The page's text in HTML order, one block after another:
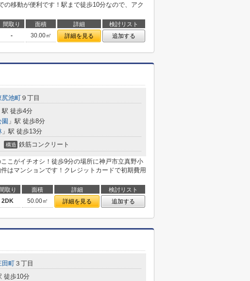
の移動が便利です！駅まで徒歩10分なので、アク
間取り 面積 詳細
検討リスト
- 30.00㎡ 詳細を見る 追加する
尻池町 ９丁目
駅 徒歩4分
園 」駅 徒歩8分
」駅 徒歩13分
構造 鉄筋コンクリート
ここがイチオシ！徒歩9分の場所に神戸市立真野小
はマンションです！クレジットカードで初期費用
間取り 面積 詳細
検討リスト
2DK 50.00㎡ 詳細を見る 追加する
田町 ３丁目
徒歩10分